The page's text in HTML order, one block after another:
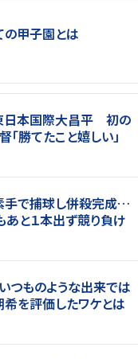
の甲子園とは
東日本国際大昌平 初の
勝てたこと嬉しい」
手で捕球し併殺完成…
あと１本出ず競り負け
つものような出来では
を評価したワケとは